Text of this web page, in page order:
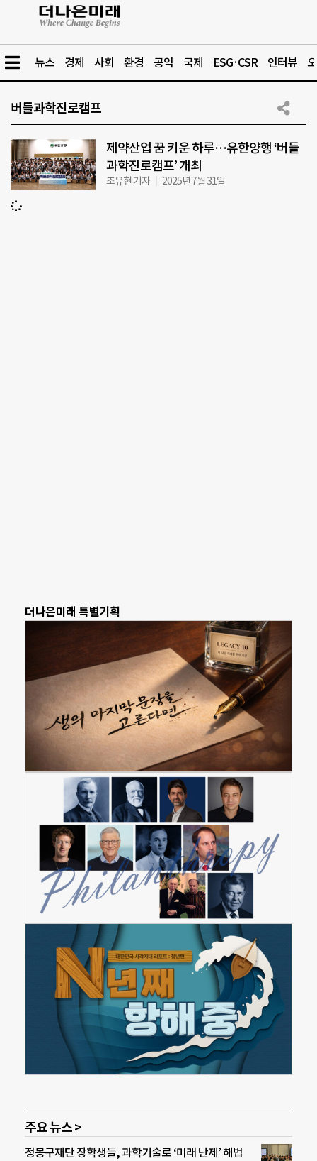
뉴스 경제 사회 환경 공익 국제 ESG·CSR 인터뷰
버들과학진로캠프
제약산업 꿈 키운 하루…유한양행 ‘버들
과학진로캠프’ 개최
조유현 기자 2025년 7월 31일
더나은미래 특별기획
주요 뉴스 >
정몽구재단 장학생들, 과학기술로 ‘미래 난제’ 해법